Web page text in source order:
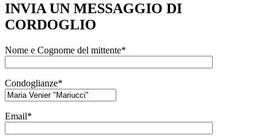
INVIA UN MESSAGGIO DI
CORDOGLIO
Nome e Cognome del mittente*
Condoglianze*
Email*